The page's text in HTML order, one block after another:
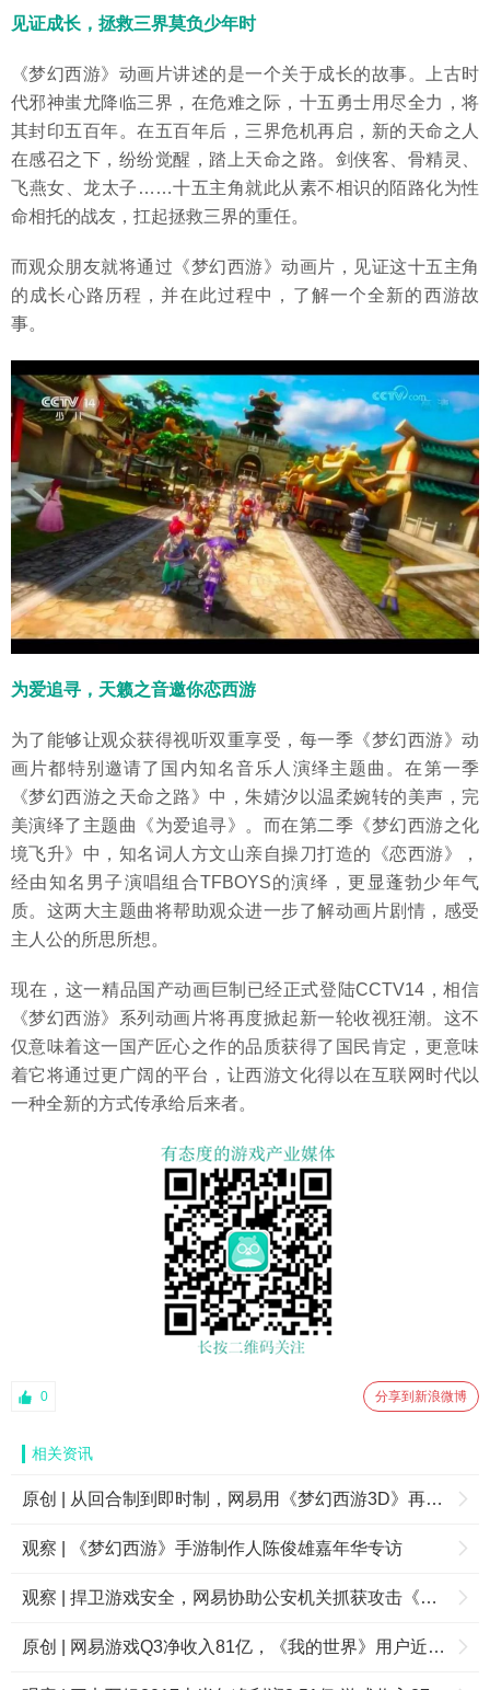
见证成长，拯救三界莫负少年时
《梦幻西游》动画片讲述的是一个关于成长的故事。上古时
代邪神蚩尤降临三界，在危难之际，十五勇士用尽全力，将
其封印五百年。在五百年后，三界危机再启，新的天命之人
在感召之下，纷纷觉醒，踏上天命之路。剑侠客、骨精灵、
飞燕女、龙太子……十五主角就此从素不相识的陌路化为性
命相托的战友，扛起拯救三界的重任。
而观众朋友就将通过《梦幻西游》动画片，见证这十五主角
的成长心路历程，并在此过程中，了解一个全新的西游故
事。
为爱追寻，天籁之音邀你恋西游
为了能够让观众获得视听双重享受，每一季《梦幻西游》动
画片都特别邀请了国内知名音乐人演绎主题曲。在第一季
《梦幻西游之天命之路》中，朱婧汐以温柔婉转的美声，完
美演绎了主题曲《为爱追寻》。而在第二季《梦幻西游之化
境飞升》中，知名词人方文山亲自操刀打造的《恋西游》，
经由知名男子演唱组合TFBOYS的演绎，更显蓬勃少年气
质。这两大主题曲将帮助观众进一步了解动画片剧情，感受
主人公的所思所想。
现在，这一精品国产动画巨制已经正式登陆CCTV14，相信
《梦幻西游》系列动画片将再度掀起新一轮收视狂潮。这不
仅意味着这一国产匠心之作的品质获得了国民肯定，更意味
着它将通过更广阔的平台，让西游文化得以在互联网时代以
一种全新的方式传承给后来者。
0 分享到新浪微博
相关资讯
原创 | 从回合制到即时制，网易用《梦幻西游3D》再次革新MMO手游市场！
观察 | 《梦幻西游》手游制作人陈俊雄嘉年华专访
观察 | 捍卫游戏安全，网易协助公安机关抓获攻击《梦幻西游》服务器不法分子
原创 | 网易游戏Q3净收入81亿，《我的世界》用户近3000万